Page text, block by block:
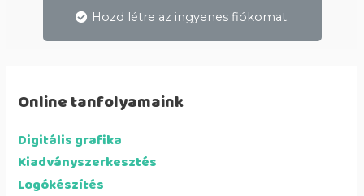
Hozd létre az ingyenes fiókomat.
Online tanfolyamaink
Digitális grafika
Kiadványszerkesztés
Logókészítés